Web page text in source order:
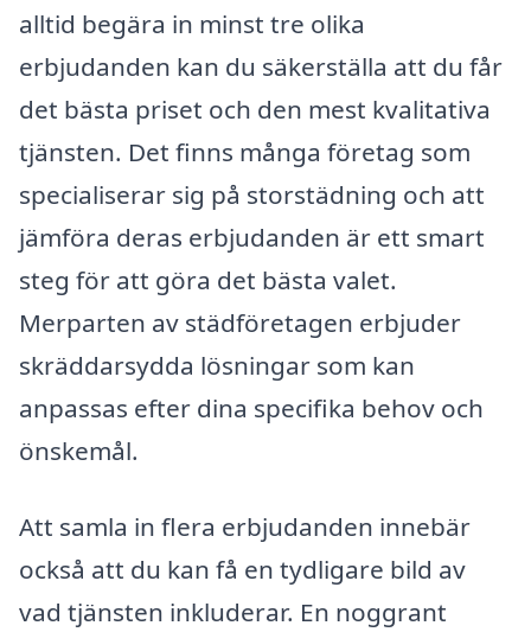
alltid begära in minst tre olika
erbjudanden kan du säkerställa att du får
det bästa priset och den mest kvalitativa
tjänsten. Det finns många företag som
specialiserar sig på storstädning och att
jämföra deras erbjudanden är ett smart
steg för att göra det bästa valet.
Merparten av städföretagen erbjuder
skräddarsydda lösningar som kan
anpassas efter dina specifika behov och
önskemål.
Att samla in flera erbjudanden innebär
också att du kan få en tydligare bild av
vad tjänsten inkluderar. En noggrant